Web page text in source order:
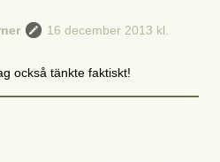
16 december 2013 kl.
också tänkte faktiskt!